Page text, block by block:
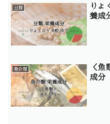
豆類
りょ
養成
魚介類
＜魚
成分